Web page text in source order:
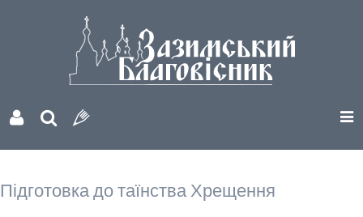
Підготовка до таїнства Хрещення